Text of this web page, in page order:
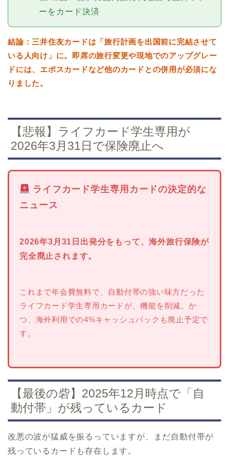
ーをカード決済
結論：三井住友カードは「旅行計画を出国前に完結させて
いる人向け」に。即席の旅行変更や現地でのアップグレー
ドには、エポスカードなど他のカードとの併用が必須にな
りました。
【悲報】ライフカード学生専用が
2026年3月31日で保険廃止へ
ライフカード学生専用カードの決定的な
ニュース
2026年3月31日出発分をもって、海外旅行保険が
完全廃止されます。
これまで年会費無料で、自動付帯の強い味方だった
ライフカード学生専用カードが、機能を削減。か
つ、海外利用での4%キャッシュバックも廃止予定で
す。
【最後の砦】2025年12月時点で「自
動付帯」が残っているカード
改悪の波が猛威を振るっていますが、まだ自動付帯が
残っているカードも存在します。